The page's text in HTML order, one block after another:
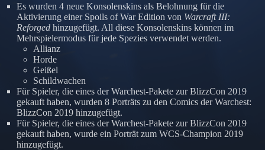
Es wurden 4 neue Konsolenskins als Belohnung für die
Aktivierung einer Spoils of War Edition von Warcraft III:
Reforged hinzugefügt. All diese Konsolenskins können im
Mehrspielermodus für jede Spezies verwendet werden.
Allianz
Horde
Geißel
Schildwachen
Für Spieler, die eines der Warchest-Pakete zur BlizzCon 2019
gekauft haben, wurden 8 Porträts zu den Comics der Warchest:
BlizzCon 2019 hinzugefügt.
Für Spieler, die eines der Warchest-Pakete zur BlizzCon 2019
gekauft haben, wurde ein Porträt zum WCS-Champion 2019
hinzugefügt.